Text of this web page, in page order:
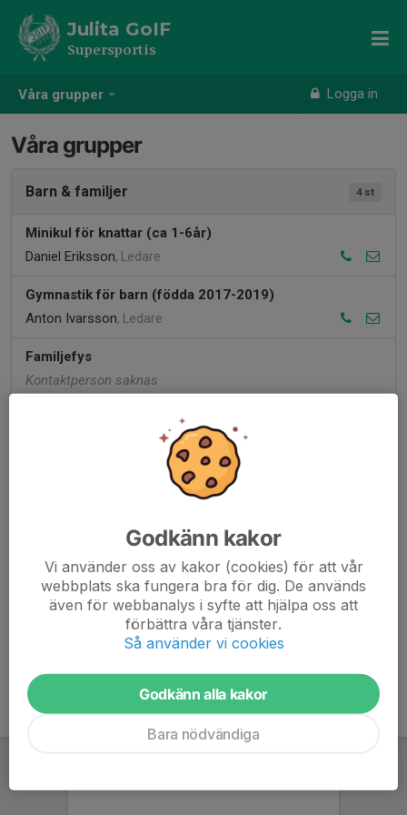
Våra grupper Logga in
Julita GoIF
Supersportis
Våra grupper
4 st
Barn & familjer
Minikul för knattar (ca 1-6år)
Daniel Eriksson, Ledare
Gymnastik för barn (födda 2017-2019)
Anton Ivarsson, Ledare
Familjefys
Kontaktperson saknas
Innebandy (från 15 år)
Torbjörn Gårdestig, Ledare
Spontanidrott (ca 10år och äldre)
Alexandra Silvergren , Ledare
Godkänn kakor
Vi använder oss av kakor (cookies) för att vår
webbplats ska fungera bra för dig. De används
även för webbanalys i syfte att hjälpa oss att
förbättra våra tjänster.
Så använder vi cookies
Godkänn alla kakor
Bara nödvändiga